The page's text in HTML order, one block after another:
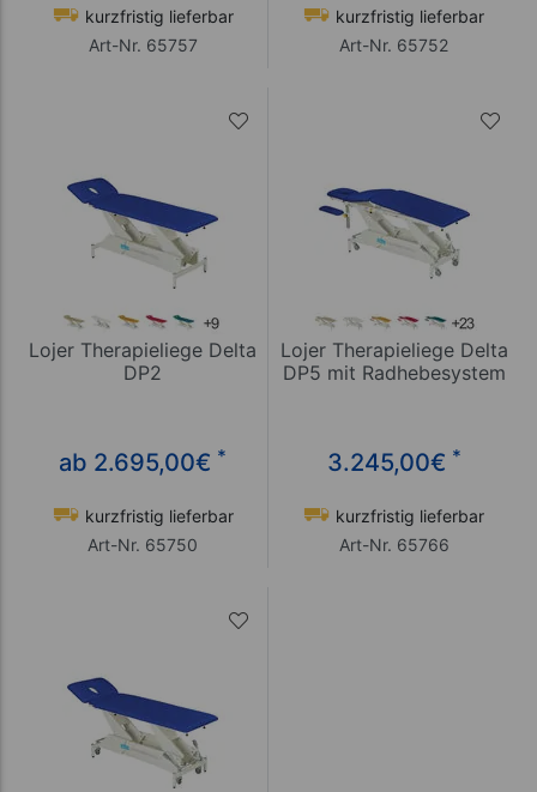
kurzfristig lieferbar
Art-Nr. 65757
kurzfristig lieferbar
Art-Nr. 65752
Lojer Therapieliege Delta
DP2
ab 2.695,00€ *
kurzfristig lieferbar
Art-Nr. 65750
Lojer Therapieliege Delta
DP5 mit Radhebesystem
3.245,00€ *
kurzfristig lieferbar
Art-Nr. 65766